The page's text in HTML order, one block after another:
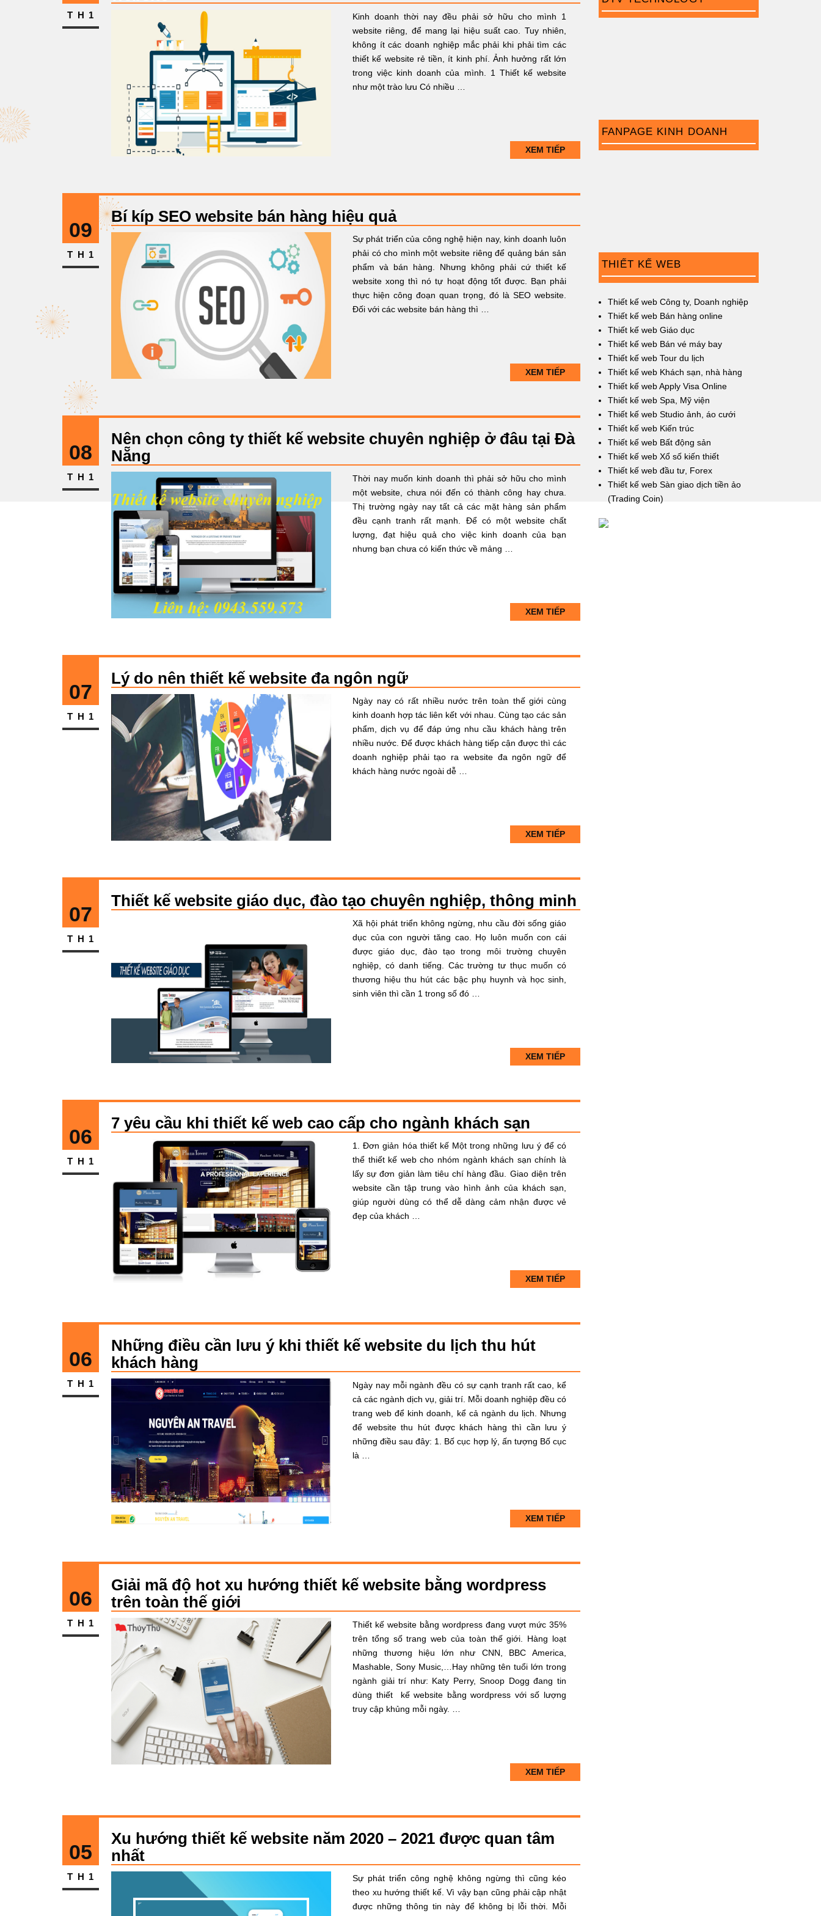
TH1
Kinh doanh thời nay đều phải sở hữu cho mình 1
website riêng, để mang lại hiệu suất cao. Tuy nhiên,
không ít các doanh nghiệp mắc phải khi phải tìm các
thiết kế website rẻ tiền, ít kinh phí. Ảnh hưởng rất lớn
trong việc kinh doanh của mình. 1 Thiết kế website
như một trào lưu Có nhiều …
XEM TIẾP
Bí kíp SEO website bán hàng hiệu quả
09
TH1
Sự phát triển của công nghệ hiện nay, kinh doanh luôn
phải có cho mình một website riêng để quảng bán sản
phẩm và bán hàng. Nhưng không phải cứ thiết kế
website xong thì nó tự hoạt động tốt được. Bạn phải
thực hiện công đoạn quan trọng, đó là SEO website.
Đối với các website bán hàng thì …
XEM TIẾP
Nên chọn công ty thiết kế website chuyên nghiệp ở đâu tại Đà
Nẵng
08
TH1
Thời nay muốn kinh doanh thì phải sở hữu cho mình
một website, chưa nói đến có thành công hay chưa.
Thị trường ngày nay tất cả các mặt hàng sản phẩm
đều cạnh tranh rất mạnh. Để có một website chất
lượng, đạt hiệu quả cho việc kinh doanh của bạn
nhưng bạn chưa có kiến thức về mảng …
XEM TIẾP
Lý do nên thiết kế website đa ngôn ngữ
07
TH1
Ngày nay có rất nhiều nước trên toàn thế giới cùng
kinh doanh hợp tác liên kết với nhau. Cùng tạo các sản
phẩm, dịch vụ để đáp ứng nhu cầu khách hàng trên
nhiều nước. Để được khách hàng tiếp cận được thì các
doanh nghiệp phải tạo ra website đa ngôn ngữ để
khách hàng nước ngoài dễ …
XEM TIẾP
Thiết kế website giáo dục, đào tạo chuyên nghiệp, thông minh
07
TH1
Xã hội phát triển không ngừng, nhu cầu đời sống giáo
dục của con người tăng cao. Họ luôn muốn con cái
được giáo dục, đào tạo trong môi trường chuyên
nghiệp, có danh tiếng. Các trường tư thục muốn có
thương hiệu thu hút các bậc phụ huynh và học sinh,
sinh viên thì cần 1 trong số đó …
XEM TIẾP
7 yêu cầu khi thiết kế web cao cấp cho ngành khách sạn
06
TH1
1. Đơn giản hóa thiết kế Một trong những lưu ý để có
thể thiết kế web cho nhóm ngành khách sạn chính là
lấy sự đơn giản làm tiêu chí hàng đầu. Giao diện trên
website cần tập trung vào hình ảnh của khách sạn,
giúp người dùng có thể dễ dàng cảm nhận được vẻ
đẹp của khách …
XEM TIẾP
Những điều cần lưu ý khi thiết kế website du lịch thu hút
khách hàng
06
TH1
Ngày nay mỗi ngành đều có sự cạnh tranh rất cao, kể
cả các ngành dịch vụ, giải trí. Mỗi doanh nghiệp đều có
trang web để kinh doanh, kể cả ngành du lịch. Nhưng
để website thu hút được khách hàng thì cần lưu ý
những điều sau đây: 1. Bố cục hợp lý, ấn tượng Bố cục
là …
XEM TIẾP
Giải mã độ hot xu hướng thiết kế website bằng wordpress
trên toàn thế giới
06
TH1
Thiết kế website bằng wordpress đang vượt mức 35%
trên tổng số trang web của toàn thế giới. Hàng loạt
những thương hiệu lớn như CNN, BBC America,
Mashable, Sony Music,…Hay những tên tuổi lớn trong
ngành giải trí như: Katy Perry, Snoop Dogg đang tin
dùng thiết kế website bằng wordpress với số lượng
truy cập khủng mỗi ngày. …
XEM TIẾP
Xu hướng thiết kế website năm 2020 – 2021 được quan tâm
nhất
05
TH1
Sự phát triển công nghệ không ngừng thì cũng kéo
theo xu hướng thiết kế. Vì vậy bạn cũng phải cập nhật
được những thông tin này để không bị lỗi thời. Mỗi
FANPAGE KINH DOANH
THIẾT KẾ WEB
Thiết kế web Công ty, Doanh nghiệp
Thiết kế web Bán hàng online
Thiết kế web Giáo dục
Thiết kế web Bán vé máy bay
Thiết kế web Tour du lịch
Thiết kế web Khách sạn, nhà hàng
Thiết kế web Apply Visa Online
Thiết kế web Spa, Mỹ viện
Thiết kế web Studio ảnh, áo cưới
Thiết kế web Kiến trúc
Thiết kế web Bất động sản
Thiết kế web Xổ số kiến thiết
Thiết kế web đầu tư, Forex
Thiết kế web Sàn giao dịch tiền ảo
(Trading Coin)